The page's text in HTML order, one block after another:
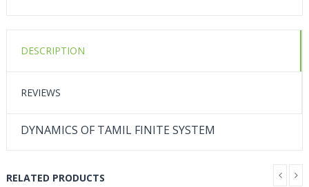
DESCRIPTION
REVIEWS
DYNAMICS OF TAMIL FINITE SYSTEM
RELATED PRODUCTS